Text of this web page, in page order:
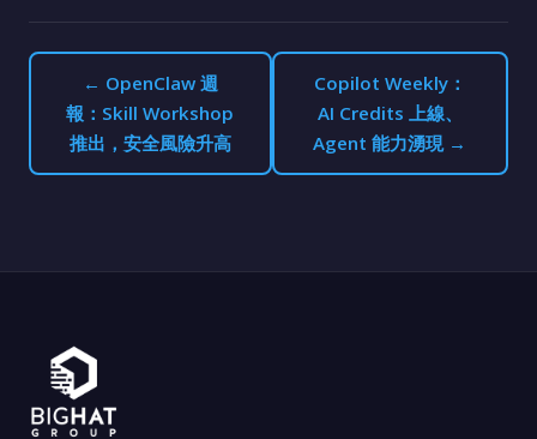
← OpenClaw 週
報：Skill Workshop
推出，安全風險升高
Copilot Weekly：
AI Credits 上線、
Agent 能力湧現 →